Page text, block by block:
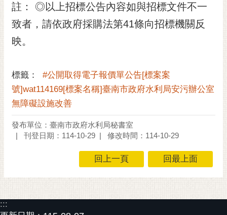
註： ◎以上招標公告內容如與招標文件不一
致者，請依政府採購法第41條向招標機關反
映。
標籤：
#公開取得電子報價單公告[標案案
號]wat114169[標案名稱]臺南市政府水利局安污辦公室
無障礙設施改善
發布單位：臺南市政府水利局秘書室
刊登日期：114-10-29
修改時間：114-10-29
回上一頁 回最上面
:::